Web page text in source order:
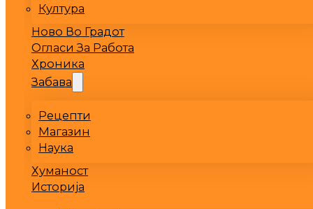
Култура
Ново Во Градот
Огласи За Работа
Хроника
Забава
Рецепти
Магазин
Наука
Хуманост
Историја